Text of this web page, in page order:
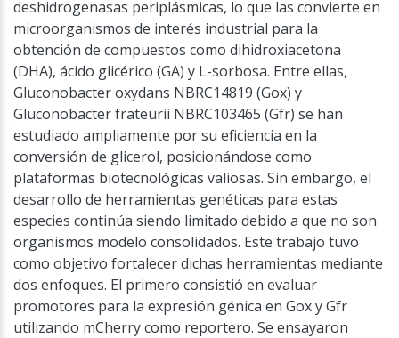
deshidrogenasas periplásmicas, lo que las convierte en
microorganismos de interés industrial para la
obtención de compuestos como dihidroxiacetona
(DHA), ácido glicérico (GA) y L-sorbosa. Entre ellas,
Gluconobacter oxydans NBRC14819 (Gox) y
Gluconobacter frateurii NBRC103465 (Gfr) se han
estudiado ampliamente por su eficiencia en la
conversión de glicerol, posicionándose como
plataformas biotecnológicas valiosas. Sin embargo, el
desarrollo de herramientas genéticas para estas
especies continúa siendo limitado debido a que no son
organismos modelo consolidados. Este trabajo tuvo
como objetivo fortalecer dichas herramientas mediante
dos enfoques. El primero consistió en evaluar
promotores para la expresión génica en Gox y Gfr
utilizando mCherry como reportero. Se ensayaron